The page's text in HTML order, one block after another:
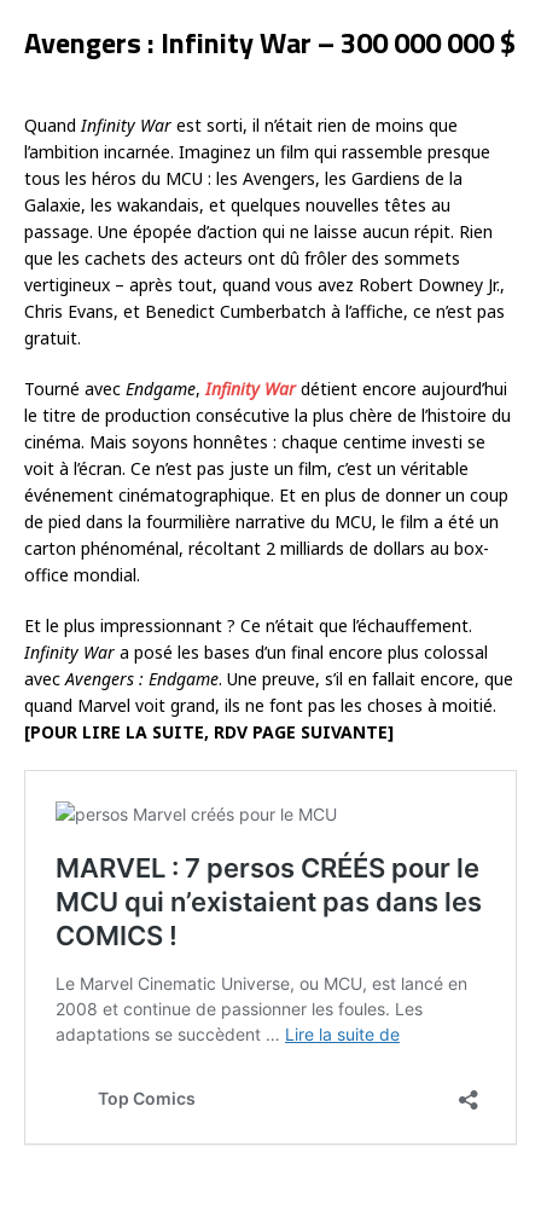
Avengers : Infinity War – 300 000 000 $
QuandInfinity War est sorti, il n’était rien de moins que
l’ambition incarnée. Imaginez un film qui rassemble presque
tous les héros du MCU : les Avengers, les Gardiens de la
Galaxie, les wakandais, et quelques nouvelles têtes au
passage. Une épopée d’action qui ne laisse aucun répit. Rien
que les cachets des acteurs ont dû frôler des sommets
vertigineux – après tout, quand vous avez Robert Downey Jr.,
Chris Evans, et Benedict Cumberbatch à l’affiche, ce n’est pas
gratuit.
Tourné avec Endgame,Infinity Wardétient encore aujourd’hui
le titre de production consécutive la plus chère de l’histoire du
cinéma. Mais soyons honnêtes : chaque centime investi se
voit à l’écran. Ce n’est pas juste un film, c’est un véritable
événement cinématographique. Et en plus de donner un coup
de pied dans la fourmilière narrative du MCU, le film a été un
carton phénoménal, récoltant 2 milliards de dollars au box-
office mondial.
Et le plus impressionnant ? Ce n’était que l’échauffement.
Infinity War a posé les bases d’un final encore plus colossal
avecAvengers : Endgame. Une preuve, s’il en fallait encore, que
quand Marvel voit grand, ils ne font pas les choses à moitié.
[POUR LIRE LA SUITE, RDV PAGE SUIVANTE]